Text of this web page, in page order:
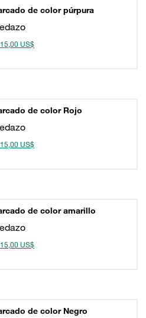
de color púrpura
US$
de color Rojo
US$
de color amarillo
US$
de color Negro